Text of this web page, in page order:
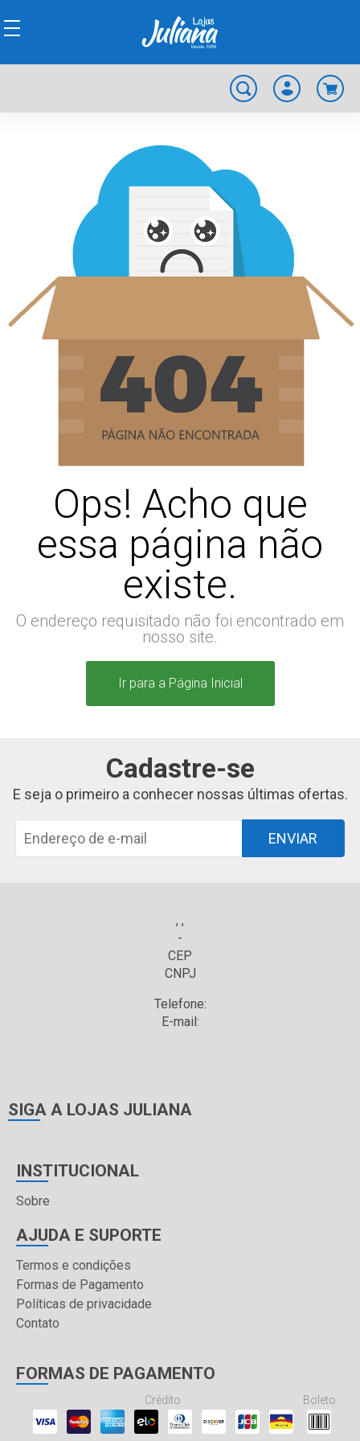
Ops! Acho que
essa página não
existe.
O endereço requisitado não foi encontrado em
nosso site.
Ir para a Página Inicial
Cadastre-se
E seja o primeiro a conhecer nossas últimas ofertas.
ENVIAR
, ,
-
CEP
CNPJ
Telefone:
E-mail:
SIGA A LOJAS JULIANA
INSTITUCIONAL
Sobre
AJUDA E SUPORTE
Termos e condições
Formas de Pagamento
Políticas de privacidade
Contato
FORMAS DE PAGAMENTO
Crédito Boleto